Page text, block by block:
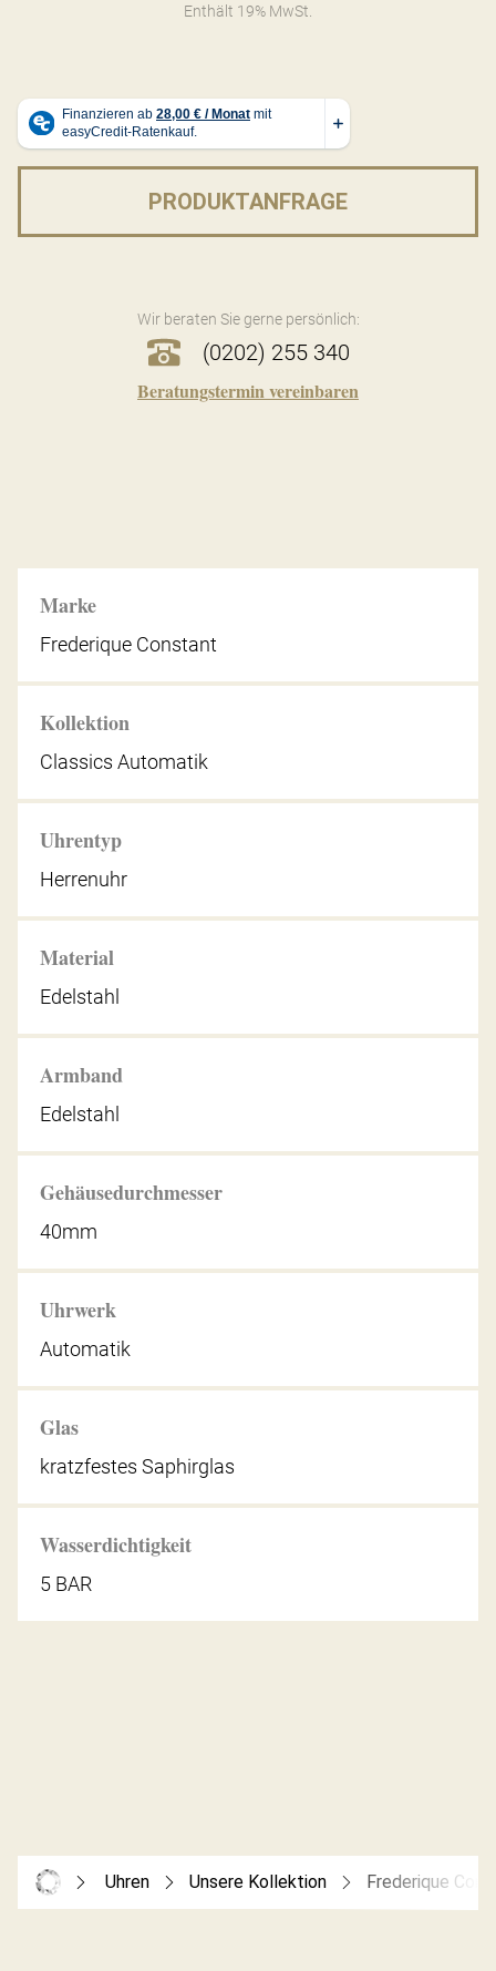
Enthält 19% MwSt.
PRODUKTANFRAGE
Wir beraten Sie gerne persönlich:
(0202) 255 340
Beratungstermin vereinbaren
Marke
Frederique Constant
Kollektion
Classics Automatik
Uhrentyp
Herrenuhr
Material
Edelstahl
Armband
Edelstahl
Gehäusedurchmesser
40mm
Uhrwerk
Automatik
Glas
kratzfestes Saphirglas
Wasserdichtigkeit
5 BAR
Uhren Unsere Kollektion Frederique